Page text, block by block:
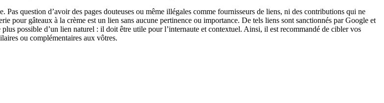
question d’avoir des pages douteuses ou même illégales comme fournisseurs de liens, ni des contributions qui ne
pour gâteaux à la crème est un lien sans aucune pertinence ou importance. De tels liens sont sanctionnés par Google et
possible d’un lien naturel : il doit être utile pour l’internaute et contextuel. Ainsi, il est recommandé de cibler vos
ou complémentaires aux vôtres.